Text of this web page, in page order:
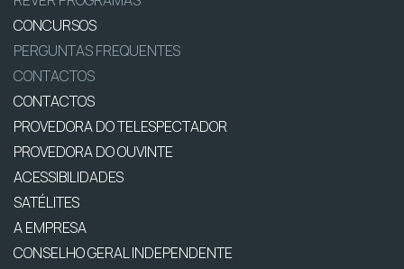
CONCURSOS
PERGUNTAS FREQUENTES
CONTACTOS
CONTACTOS
PROVEDORA DO TELESPECTADOR
PROVEDORA DO OUVINTE
ACESSIBILIDADES
SATÉLITES
A EMPRESA
CONSELHO GERAL INDEPENDENTE